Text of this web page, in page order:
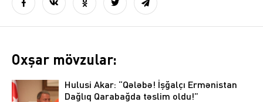
Oxşar mövzular:
Hulusi Akar: “Qələbə! İşğalçı Ermənistan
Dağlıq Qarabağda təslim oldu!”